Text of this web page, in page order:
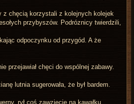
z chęcią korzystali z kolejnych kolejek
przybyszów. Podróznicy twierdzili,
odpoczynku od przygód. A że
przejawiał chęci do wspólnej zabawy.
lutnia sugerowała, że był bardem.
rył coś zawzięcie na kawałku